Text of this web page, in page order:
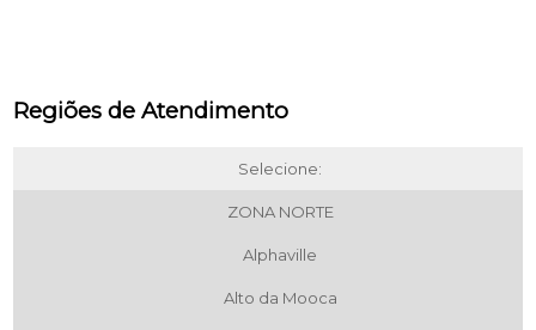
Regiões de Atendimento
Selecione:
ZONA NORTE
Alphaville
Alto da Mooca